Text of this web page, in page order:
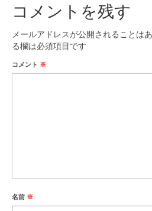
コメントを残す
メールアドレスが公開されることはあ
る欄は必須項目です
コメント ※
名前 ※